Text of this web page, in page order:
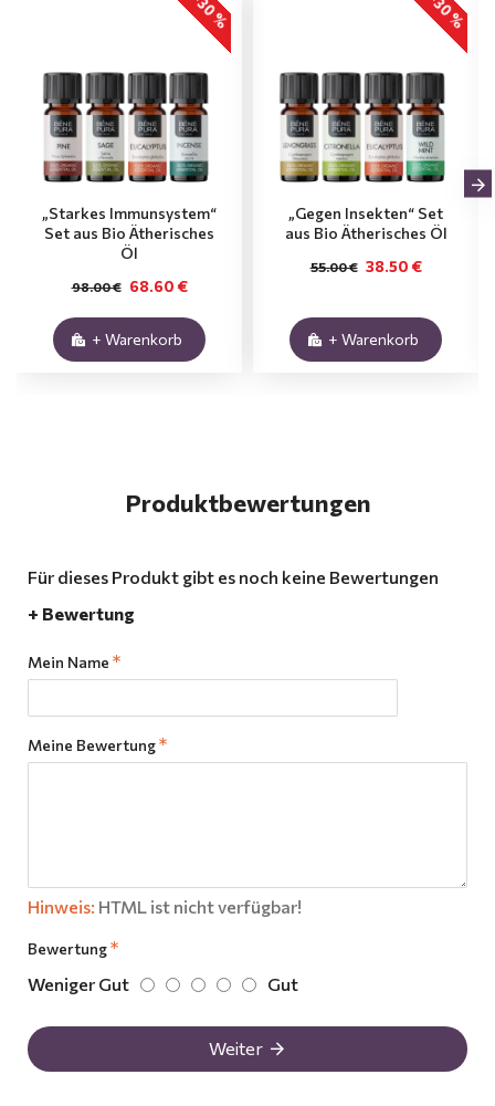
-30 %
„Starkes Immunsystem“
Set aus Bio Ätherisches
Öl
68.60 €
98.00 €
+ Warenkorb
-30 %
„Gegen Insekten“ Set
aus Bio Ätherisches Öl
38.50 €
55.00 €
+ Warenkorb
Produktbewertungen
Für dieses Produkt gibt es noch keine Bewertungen
+ Bewertung
Mein Name
Meine Bewertung
Hinweis: HTML ist nicht verfügbar!
Bewertung
Weniger Gut Gut
Weiter